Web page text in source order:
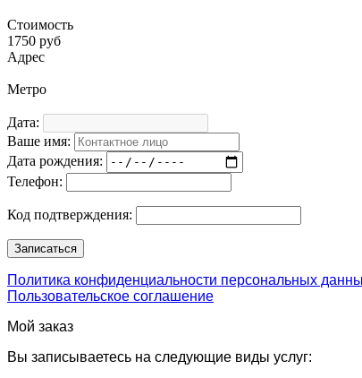
Стоимость
1750 руб
Адрес
Метро
Дата:
Ваше имя:
Дата рождения:
Телефон:
Код подтверждения:
Политика конфиденциальности персональных
Пользовательское соглашение
Мой заказ
Вы записываетесь на следующие виды услуг: